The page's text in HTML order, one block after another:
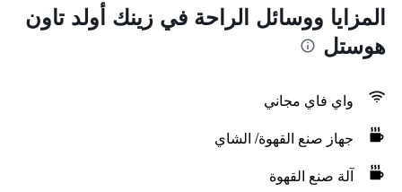
المزايا ووسائل الراحة في زينك أولد تاون
هوستل
واي فاي مجاني
جهاز صنع القهوة/ الشاي
آلة صنع القهوة